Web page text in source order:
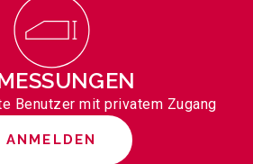
Benutzer mit privatem Zugang
ANMELDEN